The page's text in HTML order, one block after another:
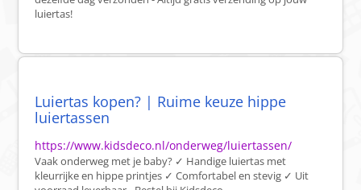
luiertas!
Luiertas kopen? | Ruime keuze hippe
luiertassen
https://www.kidsdeco.nl/onderweg/luiertassen/
Vaak onderweg met je baby? ✓ Handige luiertas met
kleurrijke en hippe printjes ✓ Comfortabel en stevig ✓ Uit